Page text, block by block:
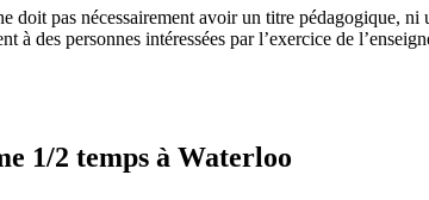
doit pas nécessairement avoir un titre pédagogique,
des personnes intéressées par l’exercice de
1/2 temps à Waterloo